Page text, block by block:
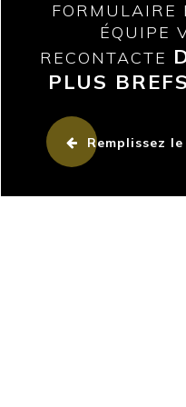
FORMULAIRE
ÉQUIPE
RECONTACTE
PLUS
Remplissez